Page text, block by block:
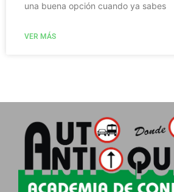
una buena opción cuando ya sabes
VER MÁS